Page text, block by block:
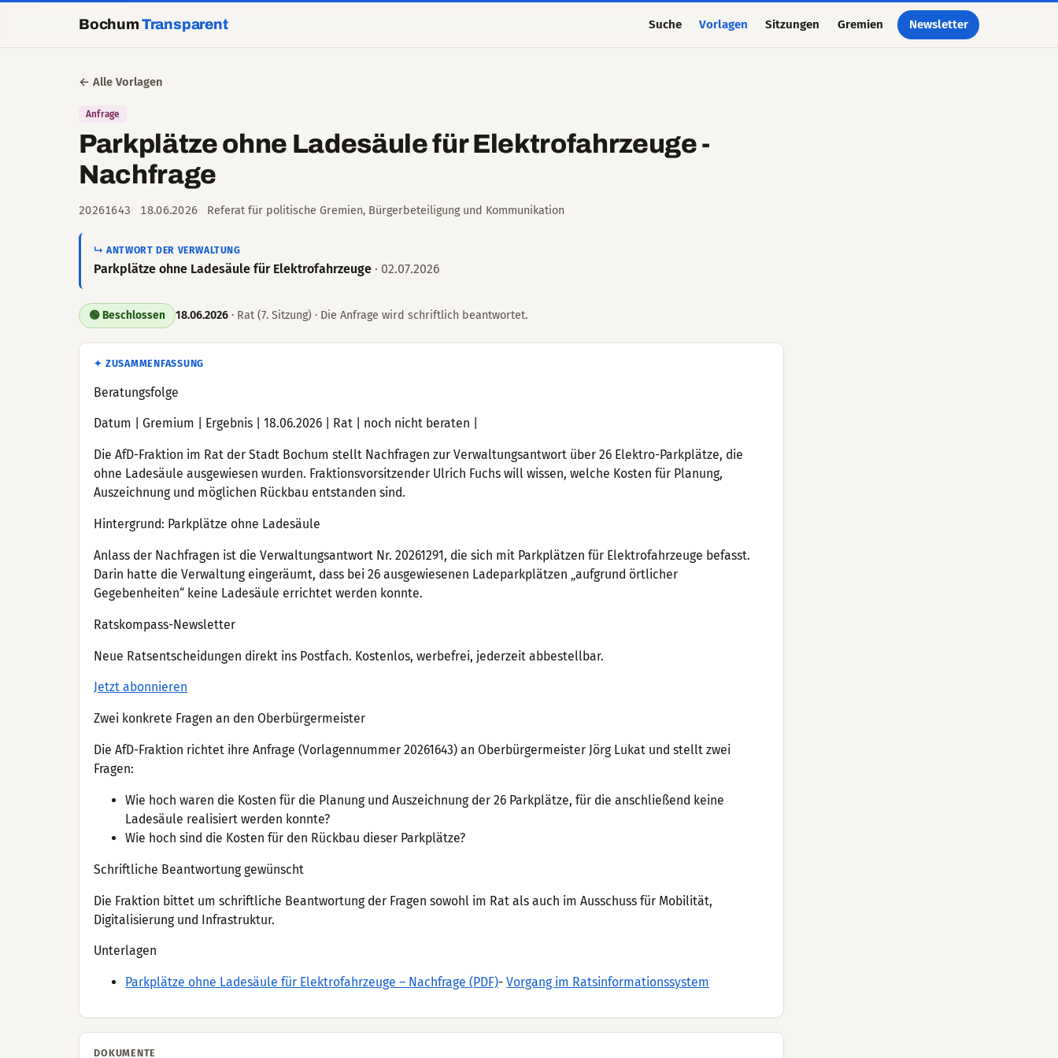
BochumTransparent Suche Vorlagen Sitzungen Gremien Newsletter
← Alle Vorlagen
Anfrage
Parkplätze ohne Ladesäule für Elektrofahrzeuge -
Nachfrage
20261643 18.06.2026 Referat für politische Gremien, Bürgerbeteiligung und Kommunikation
↳ ANTWORT DER VERWALTUNG
Parkplätze ohne Ladesäule für Elektrofahrzeuge · 02.07.2026
🟢 Beschlossen 18.06.2026 · Rat (7. Sitzung) · Die Anfrage wird schriftlich beantwortet.
✦ ZUSAMMENFASSUNG
Beratungsfolge
Datum | Gremium | Ergebnis | 18.06.2026 | Rat | noch nicht beraten |
Die AfD-Fraktion im Rat der Stadt Bochum stellt Nachfragen zur Verwaltungsantwort über 26 Elektro-Parkplätze, die
ohne Ladesäule ausgewiesen wurden. Fraktionsvorsitzender Ulrich Fuchs will wissen, welche Kosten für Planung,
Auszeichnung und möglichen Rückbau entstanden sind.
Hintergrund: Parkplätze ohne Ladesäule
Anlass der Nachfragen ist die Verwaltungsantwort Nr. 20261291, die sich mit Parkplätzen für Elektrofahrzeuge befasst.
Darin hatte die Verwaltung eingeräumt, dass bei 26 ausgewiesenen Ladeparkplätzen „aufgrund örtlicher
Gegebenheiten“ keine Ladesäule errichtet werden konnte.
Ratskompass-Newsletter
Neue Ratsentscheidungen direkt ins Postfach. Kostenlos, werbefrei, jederzeit abbestellbar.
Jetzt abonnieren
Zwei konkrete Fragen an den Oberbürgermeister
Die AfD-Fraktion richtet ihre Anfrage (Vorlagennummer 20261643) an Oberbürgermeister Jörg Lukat und stellt zwei
Fragen:
Wie hoch waren die Kosten für die Planung und Auszeichnung der 26 Parkplätze, für die anschließend keine
Ladesäule realisiert werden konnte?
Wie hoch sind die Kosten für den Rückbau dieser Parkplätze?
Schriftliche Beantwortung gewünscht
Die Fraktion bittet um schriftliche Beantwortung der Fragen sowohl im Rat als auch im Ausschuss für Mobilität,
Digitalisierung und Infrastruktur.
Unterlagen
Parkplätze ohne Ladesäule für Elektrofahrzeuge – Nachfrage (PDF)-Vorgang im Ratsinformationssystem
DOKUMENTE